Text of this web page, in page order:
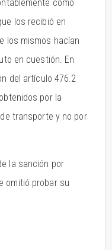
como
los recibió en
los mismos hacían
en cuestión. En
del artículo 476.2
por la
transporte y no por
la sanción por
omitió probar su